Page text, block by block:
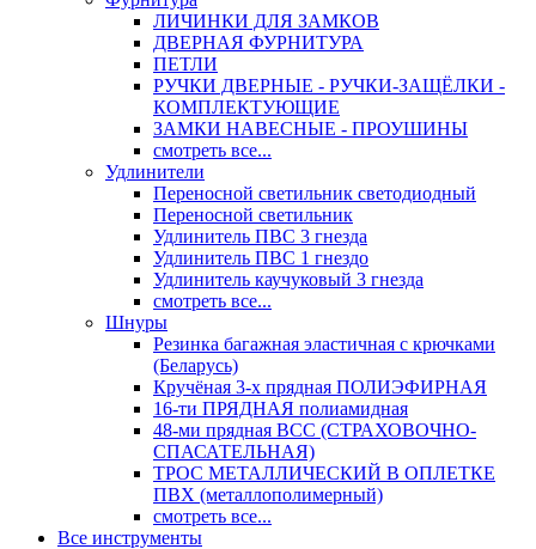
ЛИЧИНКИ ДЛЯ ЗАМКОВ
ДВЕРНАЯ ФУРНИТУРА
ПЕТЛИ
РУЧКИ ДВЕРНЫЕ - РУЧКИ-ЗАЩЁЛКИ -
КОМПЛЕКТУЮЩИЕ
ЗАМКИ НАВЕСНЫЕ - ПРОУШИНЫ
смотреть все...
Удлинители
Переносной светильник светодиодный
Переносной светильник
Удлинитель ПВС 3 гнезда
Удлинитель ПВС 1 гнездо
Удлинитель каучуковый 3 гнезда
смотреть все...
Шнуры
Резинка багажная эластичная с крючками
(Беларусь)
Кручёная 3-х прядная ПОЛИЭФИРНАЯ
16-ти ПРЯДНАЯ полиамидная
48-ми прядная ВСС (СТРАХОВОЧНО-
СПАСАТЕЛЬНАЯ)
ТРОС МЕТАЛЛИЧЕСКИЙ В ОПЛЕТКЕ
ПВХ (металлополимерный)
смотреть все...
Все инструменты